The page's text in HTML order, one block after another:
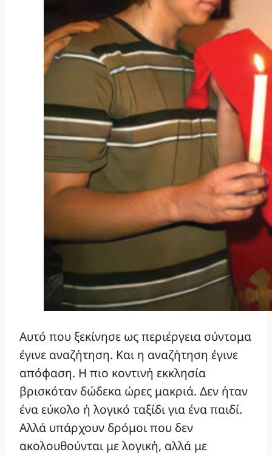
Αυτό που ξεκίνησε ως περιέργεια σύντομα
έγινε αναζήτηση. Και η αναζήτηση έγινε
απόφαση. Η πιο κοντινή εκκλησία
βρισκόταν δώδεκα ώρες μακριά. Δεν ήταν
ένα εύκολο ή λογικό ταξίδι για ένα παιδί.
Αλλά υπάρχουν δρόμοι που δεν
ακολουθούνται με λογική, αλλά με